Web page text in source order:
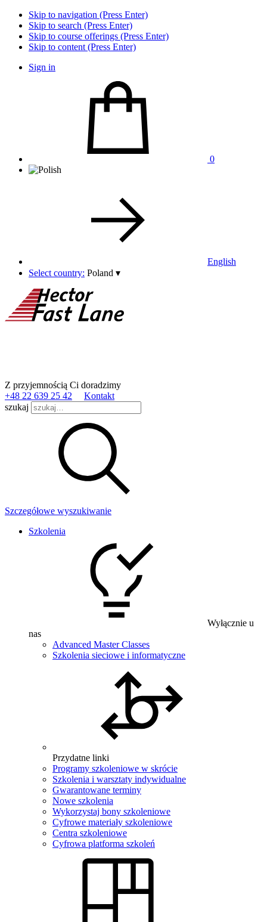
Skip to navigation (Press Enter)
Skip to search (Press Enter)
Skip to course offerings (Press Enter)
Skip to content (Press Enter)
Sign in
0
English
Select country: Poland ▾
Z przyjemnością Ci doradzimy
+48 22 639 25 42
Kontakt
szukaj
Szczegółowe wyszukiwanie
Szkolenia
Wyłącznie u
nas
Advanced Master Classes
Szkolenia sieciowe i informatyczne
Przydatne linki
Programy szkoleniowe w skrócie
Szkolenia i warsztaty indywidualne
Gwarantowane terminy
Nowe szkolenia
Wykorzystaj bony szkoleniowe
Cyfrowe materiały szkoleniowe
Centra szkoleniowe
Cyfrowa platforma szkoleń